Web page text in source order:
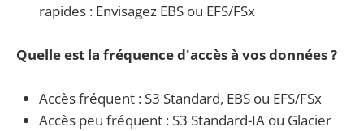
rapides : Envisagez EBS ou EFS/FSx
Quelle est la fréquence d'accès à vos données ?
Accès fréquent : S3 Standard, EBS ou EFS/FSx
Accès peu fréquent : S3 Standard-IA ou Glacier